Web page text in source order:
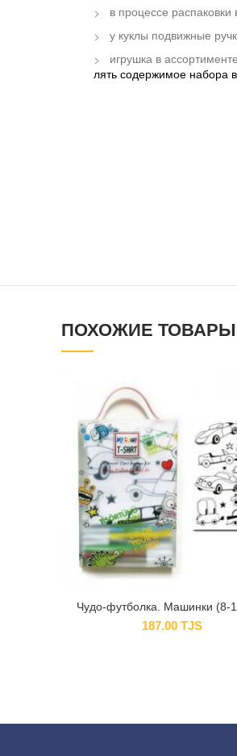
в процессе
у куклы подвижные
игрушка в
лять содержимое набора
ПОХОЖИЕ ТОВАРЫ
Чудо-футболка. Машинки (8-
187.00TJS